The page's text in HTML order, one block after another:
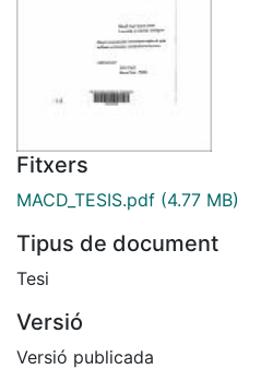
Fitxers
MACD_TESIS.pdf (4.77 MB)
Tipus de document
Tesi
Versió
Versió publicada